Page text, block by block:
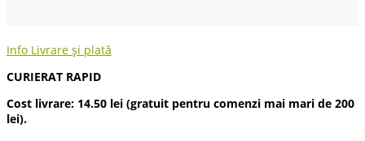
Info Livrare și plată
CURIERAT RAPID
Cost livrare: 14.50 lei (gratuit pentru comenzi mai mari de 200
lei).